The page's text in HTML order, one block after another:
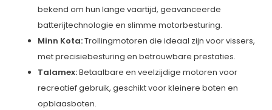
bekend om hun lange vaartijd, geavanceerde
batterijtechnologie en slimme motorbesturing.
Minn Kota:Trollingmotoren die ideaal zijn voor vissers,
met precisiebesturing en betrouwbare prestaties.
Talamex:Betaalbare en veelzijdige motoren voor
recreatief gebruik, geschikt voor kleinere boten en
opblaasboten.